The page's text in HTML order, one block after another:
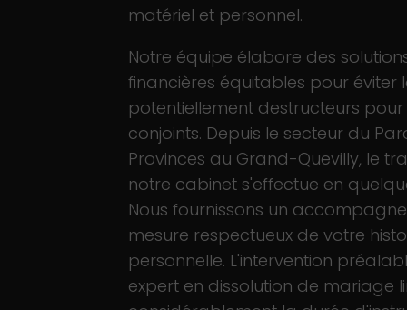
matériel et personnel.
Notre équipe élabore des
financières équitables pour éviter
potentiellement destructeurs pour
conjoints. Depuis le secteur du
Provinces au Grand-Quevilly, le
notre cabinet s'effectue en
Nous fournissons un
mesure respectueux de votre
personnelle. L'intervention
expert en dissolution de mariage